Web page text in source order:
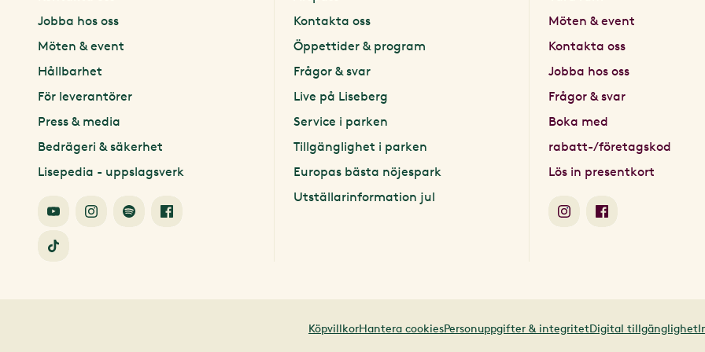
Jobba hos oss
Möten & event
Hållbarhet
För leverantörer
Press & media
Bedrägeri & säkerhet
Lisepedia - uppslagsverk
Kontakta oss
Öppettider & program
Frågor & svar
Live på Liseberg
Service i parken
Tillgänglighet i parken
Europas bästa nöjespark
Utställarinformation jul
Möten & event
Kontakta oss
Jobba hos oss
Frågor & svar
Boka med
rabatt-/företagskod
Lös in presentkort
KöpvillkorHantera cookiesPersonuppgifter & integritetDigital tillgänglighet